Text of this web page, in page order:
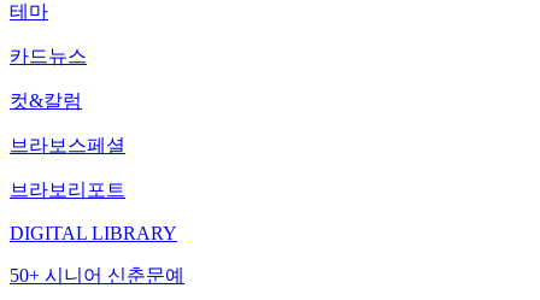
테마
카드뉴스
컷&칼럼
브라보스페셜
브라보리포트
DIGITAL LIBRARY
50+ 시니어 신춘문예